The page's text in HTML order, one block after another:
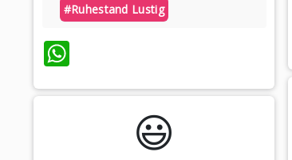
#ruhestand Lustig
WhatsApp
😃️